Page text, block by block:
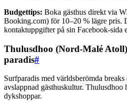
Budgettips: Boka gästhus direkt via
Booking.com) för 10–20 % lägre pris.
kontaktuppgifter på sin Facebook-sida
Thulusdhoo (Nord-Malé
paradis#
Surfparadis med världsberömda
avslappnad gästhuskultur. Thulusdhoo
dykshoppar.